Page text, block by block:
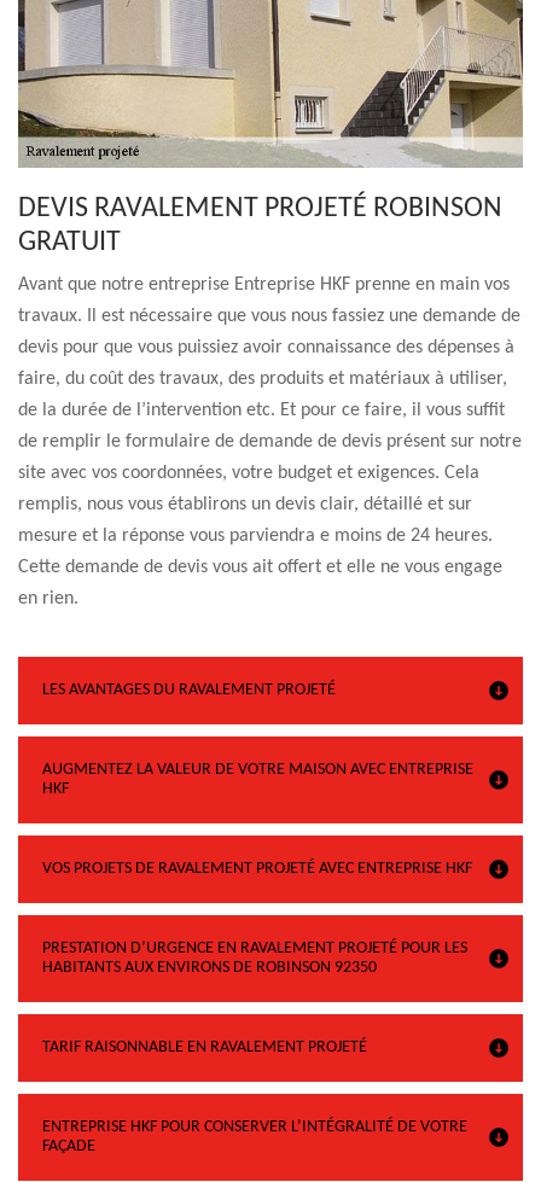
DEVIS RAVALEMENT PROJETÉ ROBINSON
GRATUIT
Avant que notre entreprise Entreprise HKF prenne en main vos
travaux. Il est nécessaire que vous nous fassiez une demande de
devis pour que vous puissiez avoir connaissance des dépenses à
faire, du coût des travaux, des produits et matériaux à utiliser,
de la durée de l’intervention etc. Et pour ce faire, il vous suffit
de remplir le formulaire de demande de devis présent sur notre
site avec vos coordonnées, votre budget et exigences. Cela
remplis, nous vous établirons un devis clair, détaillé et sur
mesure et la réponse vous parviendra e moins de 24 heures.
Cette demande de devis vous ait offert et elle ne vous engage
en rien.
LES AVANTAGES DU RAVALEMENT PROJETÉ
AUGMENTEZ LA VALEUR DE VOTRE MAISON AVEC ENTREPRISE
HKF
VOS PROJETS DE RAVALEMENT PROJETÉ AVEC ENTREPRISE HKF
PRESTATION D’URGENCE EN RAVALEMENT PROJETÉ POUR LES
HABITANTS AUX ENVIRONS DE ROBINSON 92350
TARIF RAISONNABLE EN RAVALEMENT PROJETÉ
ENTREPRISE HKF POUR CONSERVER L’INTÉGRALITÉ DE VOTRE
FAÇADE